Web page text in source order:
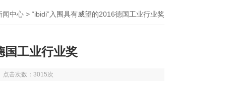
闻中心 > “ibidi”入围具有威望的2016德国工业行业奖
国工业行业奖
击次数：3015次